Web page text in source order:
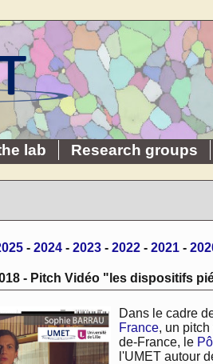
lab Research groups
- 2024- 2023- 2022- 2021-
- Pitch Vidéo "les dispositifs
Dans le cadre
France, un
de-France, le
l'UMET autour